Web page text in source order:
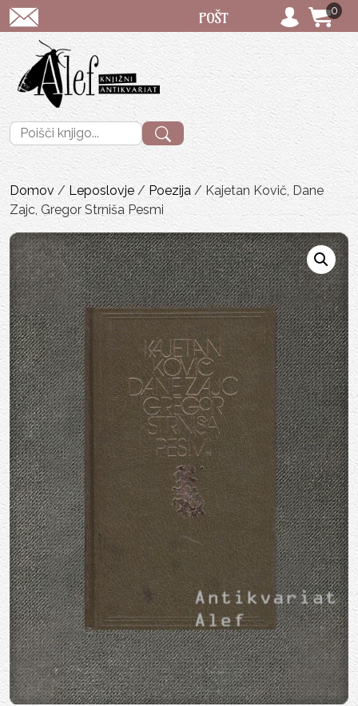
POŠTNINA: priporočeno 0
Išči:
Domov / Leposlovje / Poezija / Kajetan Kovič, Dane
Zajc, Gregor Strniša Pesmi